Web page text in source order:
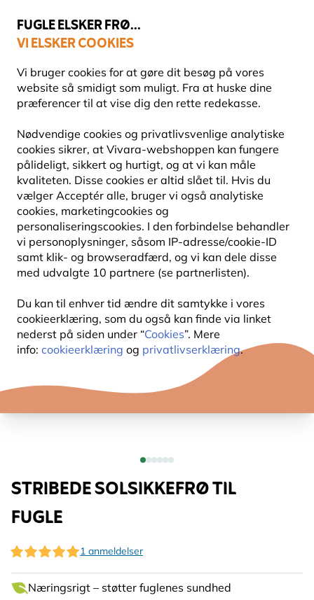
FUGLE ELSKER FRØ...
VI ELSKER COOKIES
Vi bruger cookies for at gøre dit besøg på vores
website så smidigt som muligt. Fra at huske dine
præferencer til at vise dig den rette redekasse.
Nødvendige cookies og privatlivsvenlige analytiske
cookies sikrer, at Vivara-webshoppen kan fungere
pålideligt, sikkert og hurtigt, og at vi kan måle
kvaliteten. Disse cookies er altid slået til. Hvis du
vælger Acceptér alle, bruger vi også analytiske
cookies, marketingcookies og
personaliseringscookies. I den forbindelse behandler
vi personoplysninger, såsom IP-adresse/cookie-ID
samt klik- og browseradfærd, og vi kan dele disse
med udvalgte 10 partnere (se partnerlisten).
Du kan til enhver tid ændre dit samtykke i vores
cookieerklæring, som du også kan finde via linket
nederst på siden under “Cookies”. Mere
info: cookieerklæring og privatlivserklæring.
Topbedømt i 11 lande
Fri fragt over 499 kr.
STRIBEDE SOLSIKKEFRØ TIL
FUGLE
1 anmeldelser
Næringsrigt – støtter fuglenes sundhed